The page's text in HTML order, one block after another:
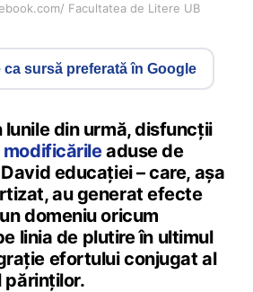
Facultatea de Litere UB
ca sursă preferată în Google
lunile din urmă, disfuncții
modificărileaduse de
educației – care, așa
au generat efecte
domeniu oricum
linia de plutire în ultimul
efortului conjugat al
părinților.